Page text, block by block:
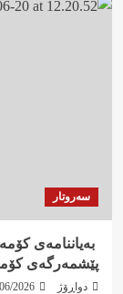
سەروتار
پێشمەرگەی
دواڕۆژ 2026